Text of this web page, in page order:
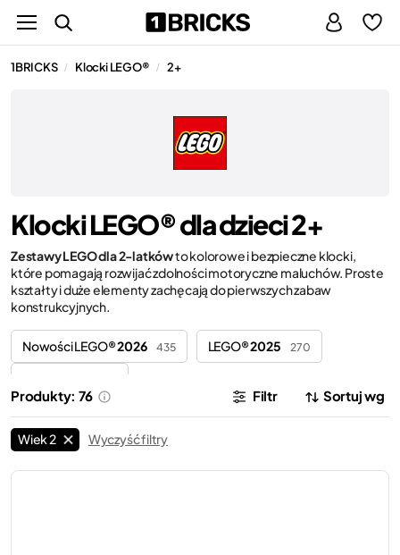
1BRICKS / Klocki LEGO® / 2+
Klocki LEGO® dla dzieci 2+
Zestawy LEGO dla 2-latkówto kolorowe i bezpieczne klocki,
które pomagają rozwijać zdolności motoryczne maluchów. Proste
kształty i duże elementy zachęcają do pierwszych zabaw
konstrukcyjnych.
Nowości LEGO®2026 435 LEGO®2025 270
Produkty: 76 Filtr Sortuj wg
Wiek 2 Wyczyść filtry